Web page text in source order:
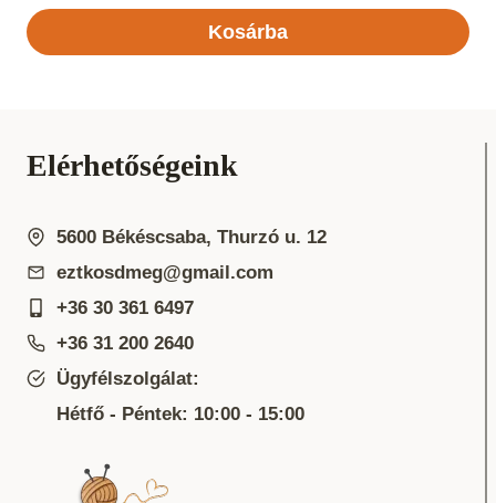
Kosárba
Elérhetőségeink
5600 Békéscsaba, Thurzó u. 12
eztkosdmeg@gmail.com
+36 30 361 6497
+36 31 200 2640
Ügyfélszolgálat:
Hétfő - Péntek: 10:00 - 15:00